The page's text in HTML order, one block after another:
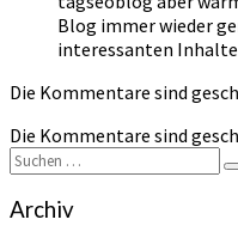
Blog immer wieder
interessanten
Die Kommentare sind
Die Kommentare sind
Suchen
nach:
Archiv